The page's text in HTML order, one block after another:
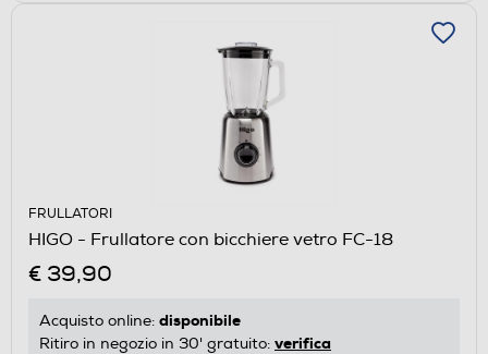
FRULLATORI
HIGO - Frullatore con bicchiere vetro FC-18
€ 39,90
Acquisto online: disponibile
Ritiro in negozio in 30' gratuito: verifica